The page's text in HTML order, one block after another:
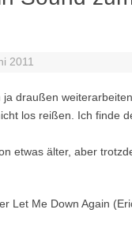
2011
ja draußen
los reißen. Ich finde
etwas älter, aber
Let Me Down Again